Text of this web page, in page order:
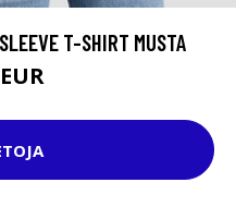
T-SHIRT MUSTA